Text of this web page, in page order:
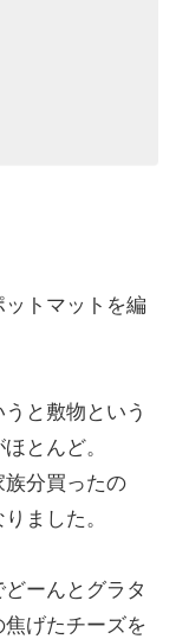
トマットを編
と敷物という
とんど。
分買ったの
ました。
ーんとグラタ
げたチーズを